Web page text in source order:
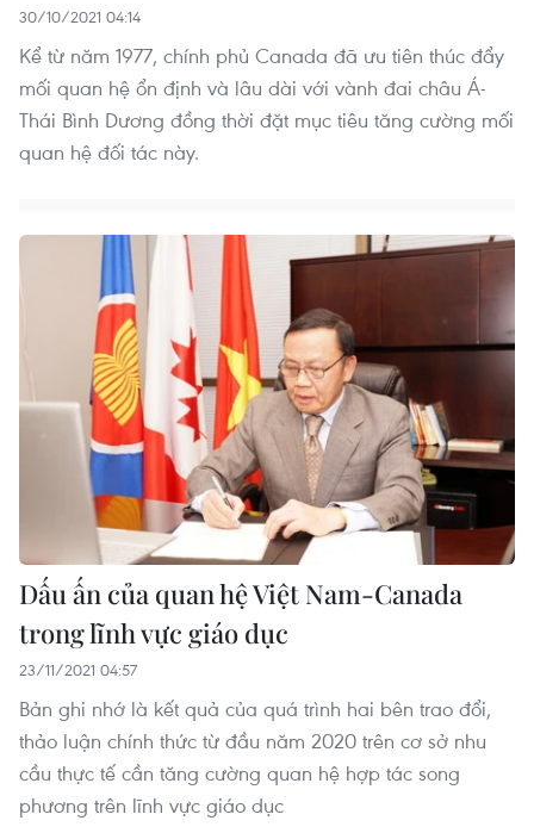
30/10/2021 04:14
Kể từ năm 1977, chính phủ Canada đã ưu tiên thúc đẩy
mối quan hệ ổn định và lâu dài với vành đai châu Á-
Thái Bình Dương đồng thời đặt mục tiêu tăng cường mối
quan hệ đối tác này.
Dấu ấn của quan hệ Việt Nam-Canada
trong lĩnh vực giáo dục
23/11/2021 04:57
Bản ghi nhớ là kết quả của quá trình hai bên trao đổi,
thảo luận chính thức từ đầu năm 2020 trên cơ sở nhu
cầu thực tế cần tăng cường quan hệ hợp tác song
phương trên lĩnh vực giáo dục